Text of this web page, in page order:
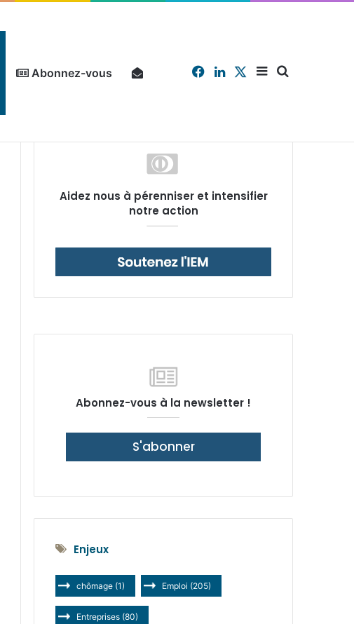
Abonnez-vous Sidebar
X
Linkedin
Facebook
Aidez nous à pérenniser et intensifier
notre action
Abonnez-vous à la newsletter !
S'abonner
Enjeux
chômage (1) Emploi (205)
Entreprises (80)